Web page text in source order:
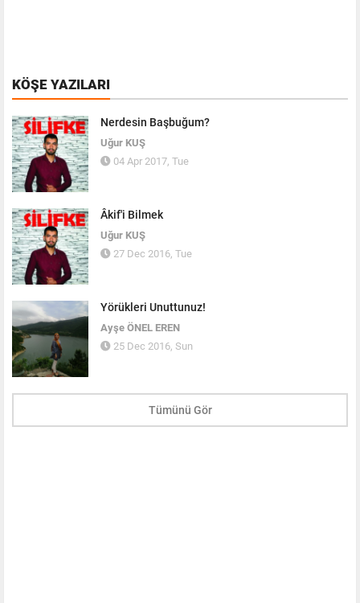
KÖŞE YAZILARI
Nerdesin Başbuğum?
Uğur KUŞ
04 Apr 2017, Tue
Âkif'i Bilmek
Uğur KUŞ
27 Dec 2016, Tue
Yörükleri Unuttunuz!
Ayşe ÖNEL EREN
25 Dec 2016, Sun
Tümünü Gör